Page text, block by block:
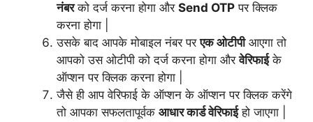
नंबरको दर्ज करना होगा और Send OTP पर क्लिक
करना होगा |
उसके बाद आपके मोबाइल नंबर परएक ओटीपीआएगा तो
आपको उस ओटीपी को दर्ज करना होगा औरवेरिफाईके
ऑप्शन पर क्लिक करना होगा |
जैसे ही आप वेरिफाई के ऑप्शन के ऑप्शन पर क्लिक करेंगे
तो आपका सफलतापूर्वक आधार कार्ड वेरिफाईहो जाएगा |